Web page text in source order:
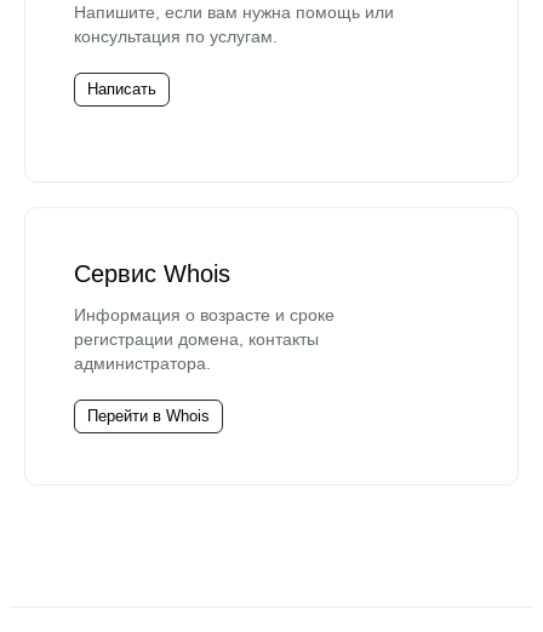
Напишите, если вам нужна помощь или
консультация по услугам.
Написать
Сервис Whois
Информация о возрасте и сроке
регистрации домена, контакты
администратора.
Перейти в Whois